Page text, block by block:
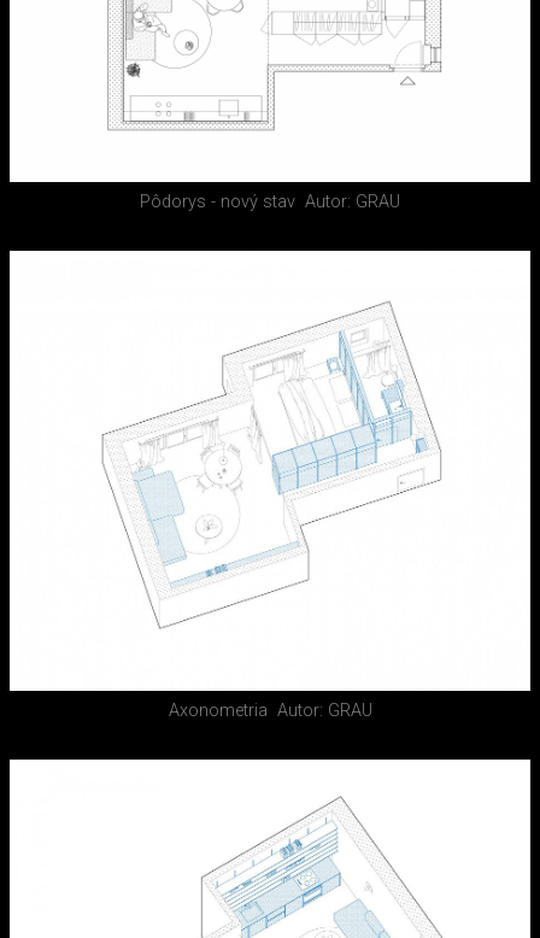
Pôdorys - nový stav Autor: GRAU
Axonometria Autor: GRAU